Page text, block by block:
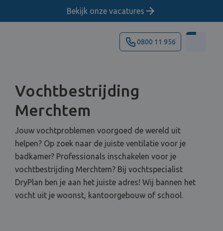
Bekijk onze vacatures
0800 11 956
Vochtbestrijding
Merchtem
Jouw vochtproblemen voorgoed de wereld uit
helpen? Op zoek naar de juiste ventilatie voor je
badkamer? Professionals inschakelen voor je
vochtbestrijding Merchtem? Bij vochtspecialist
DryPlan ben je aan het juiste adres! Wij bannen het
vocht uit je woonst, kantoorgebouw of school.